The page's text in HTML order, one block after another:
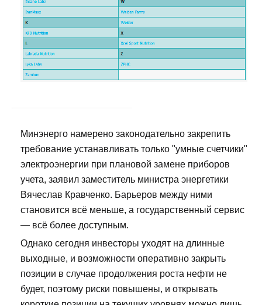
Минэнерго намерено законодательно закрепить
требование устанавливать только "умные счетчики"
электроэнергии при плановой замене приборов
учета, заявил заместитель министра энергетики
Вячеслав Кравченко. Барьеров между ними
становится всё меньше, а государственный сервис
— всё более доступным.
Однако сегодня инвесторы уходят на длинные
выходные, и возможности оперативно закрыть
позиции в случае продолжения роста нефти не
будет, поэтому риски повышены, и открывать